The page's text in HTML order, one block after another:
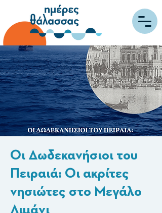
Οι Δωδεκανήσιοι του
Πειραιά: Οι ακρίτες
νησιώτες στο Μεγάλο
Λιμάνι